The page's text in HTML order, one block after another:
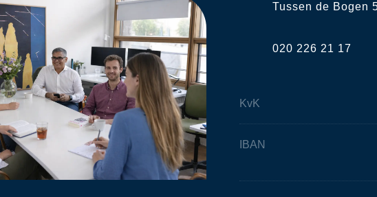
Tussen de Bogen
020 226 21 17
KvK
IBAN